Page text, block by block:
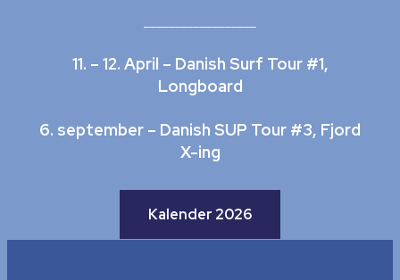
11. – 12. April – Danish Surf Tour #1,
Longboard
6. september – Danish SUP Tour #3, Fjord
X-ing
Kalender 2026